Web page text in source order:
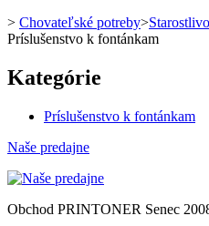
> Chovateľské potreby>
Príslušenstvo k fontánkam
Kategórie
Príslušenstvo k fontánkam
Naše predajne
Obchod PRINTONER Senec